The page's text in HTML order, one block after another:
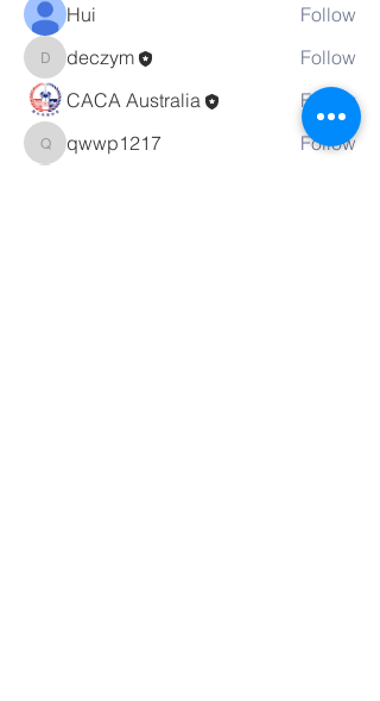
Hui Follow
deczymdeczym
Follow
CACA Australia
Follow
qwwp1217
qwwp1217 Follow